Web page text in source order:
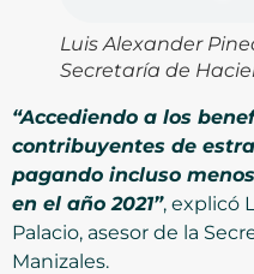
Luis Alexander
Secretaría de
“Accediendo a los
contribuyentes de
pagando incluso
en el año 2021”, explicó
Palacio, asesor de la
Manizales.